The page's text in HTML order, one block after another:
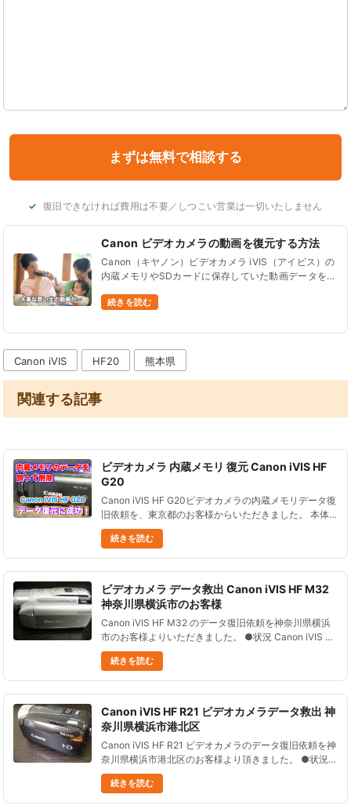
復旧できなければ費用は不要／しつこい営業は一切いたしません
Canon ビデオカメラの動画を復元する方法
Canon（キヤノン）ビデオカメラ iVIS（アイビス）の
内蔵メモリやSDカードに保存していた動画データを間
タが全て消えてしまった…。こんなご相談をよくいた
続きを読む
Canon iVIS HF20 熊本県
関連する記事
ビデオカメラ 内蔵メモリ 復元 Canon iVIS HF
G20
Canon iVIS HF G20ビデオカメラの内蔵メモリデータ復
旧依頼を、東京都のお客様からいただきました。 本体
に撮影した映像を誤って全て消去した状態でした。 消
去した後には撮影を行っていません。 Canon iVI......
続きを読む
ビデオカメラ データ救出 Canon iVIS HF M32
神奈川県横浜市のお客様
Canon iVIS HF M32 のデータ復旧依頼を神奈川県横浜
市のお客様よりいただきました。 ●状況 Canon iVIS HF
M32の内臓メモリ内の映像を誤って消去した。 その後
は何も使用していない。 ●データ復......
続きを読む
Canon iVIS HF R21 ビデオカメラデータ救出 神
奈川県横浜市港北区
Canon iVIS HF R21 ビデオカメラのデータ復旧依頼を神
奈川県横浜市港北区のお客様より頂きました。 ●状況１
年ほど前に撮影し、そのまま放置していた。 先日少し
撮影し、以前のデータを見ようとしたら、削除した記
憶......
続きを読む